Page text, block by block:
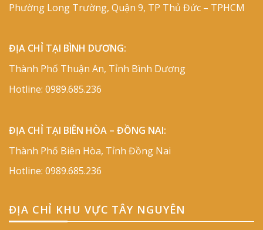
Phường Long Trường, Quận 9, TP Thủ Đức – TPHCM
ĐỊA CHỈ TẠI BÌNH DƯƠNG:
Thành Phố Thuận An, Tỉnh Bình Dương
Hotline: 0989.685.236
ĐỊA CHỈ TẠI BIÊN HÒA – ĐỒNG NAI:
Thành Phố Biên Hòa, Tỉnh Đồng Nai
Hotline: 0989.685.236
ĐỊA CHỈ KHU VỰC TÂY NGUYÊN